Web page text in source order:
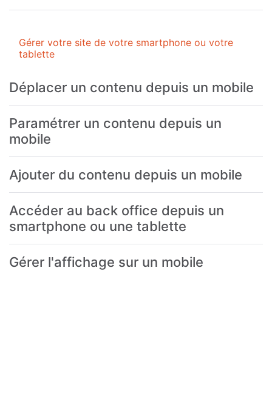
Gérer votre site de votre smartphone ou votre
tablette
Déplacer un contenu depuis un mobile
Paramétrer un contenu depuis un
mobile
Ajouter du contenu depuis un mobile
Accéder au back office depuis un
smartphone ou une tablette
Gérer l'affichage sur un mobile